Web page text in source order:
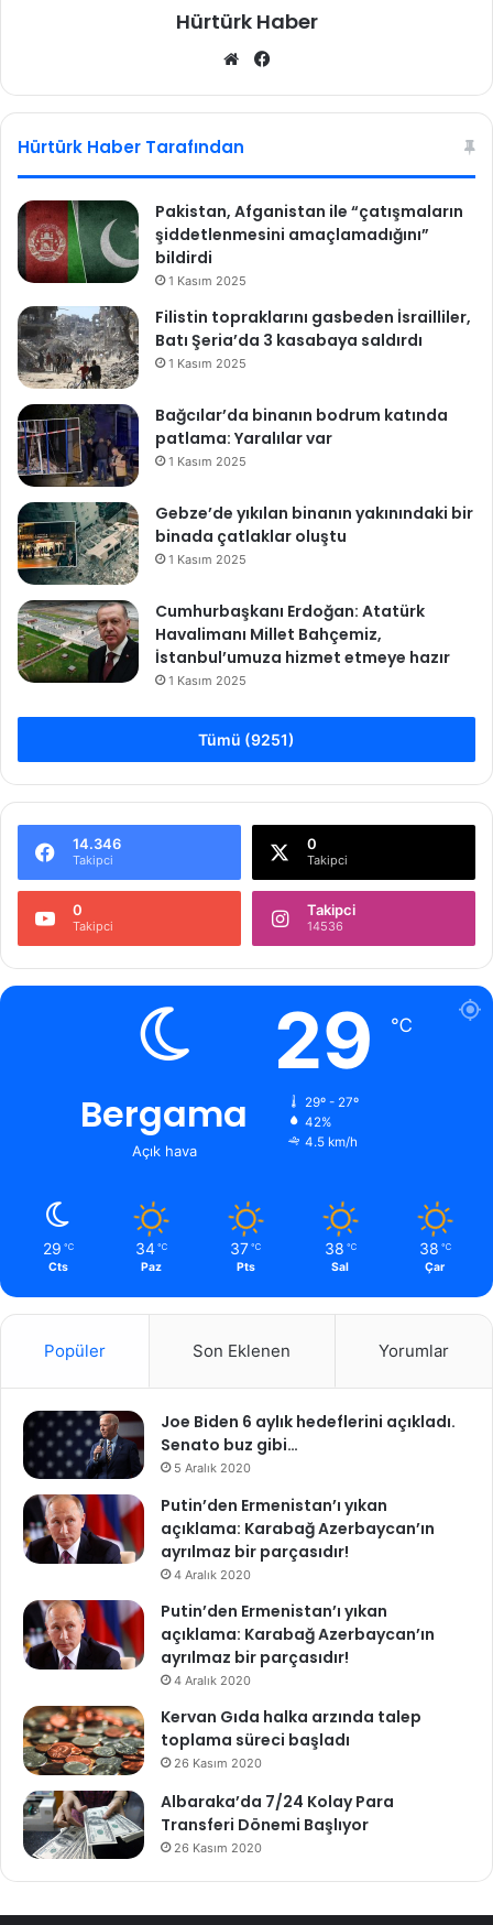
ı
Hürtürk Haber
We
sit bo
Hürtürk Haber Tarafından
Pakistan, Afganistan ile “çatışmaların
şiddetlenmesini amaçlamadığını”
bildirdi
1 Kasım 2025
Filistin topraklarını gasbeden İsrailliler,
Batı Şeria’da 3 kasabaya saldırdı
1 Kasım 2025
Bağcılar’da binanın bodrum katında
patlama: Yaralılar var
1 Kasım 2025
Gebze’de yıkılan binanın yakınındaki bir
binada çatlaklar oluştu
1 Kasım 2025
Cumhurbaşkanı Erdoğan: Atatürk
Havalimanı Millet Bahçemiz,
İstanbul’umuza hizmet etmeye hazır
1 Kasım 2025
Tümü (9251)
14.346
Takipci
0
Takipci
0
Takipci
Takipci
14536
Bergama
Açık hava
29 ℃
29º - 27º
42%
4.5 km/h
29 ℃
Cts
34 ℃
Paz
37 ℃
Pts
38 ℃
Sal
38 ℃
Çar
Popüler Son Eklenen Yorumlar
Joe Biden 6 aylık hedeflerini açıkladı.
Senato buz gibi…
5 Aralık 2020
Putin’den Ermenistan’ı yıkan
açıklama: Karabağ Azerbaycan’ın
ayrılmaz bir parçasıdır!
4 Aralık 2020
Putin’den Ermenistan’ı yıkan
açıklama: Karabağ Azerbaycan’ın
ayrılmaz bir parçasıdır!
4 Aralık 2020
Kervan Gıda halka arzında talep
toplama süreci başladı
26 Kasım 2020
Albaraka’da 7/24 Kolay Para
Transferi Dönemi Başlıyor
26 Kasım 2020